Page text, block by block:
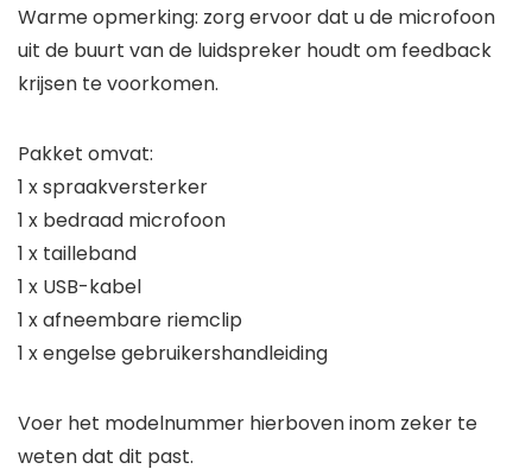
Warme opmerking: zorg ervoor dat u de microfoon
uit de buurt van de luidspreker houdt om feedback
krijsen te voorkomen.
Pakket omvat:
1 x spraakversterker
1 x bedraad microfoon
1 x tailleband
1 x USB-kabel
1 x afneembare riemclip
1 x engelse gebruikershandleiding
Voer het modelnummer hierboven inom zeker te
weten dat dit past.